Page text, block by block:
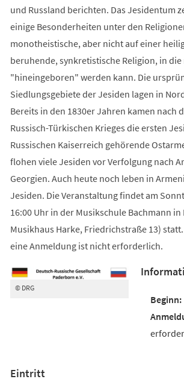
und Russland berichten. Das Jesidentum
einige Besonderheiten unter den
monotheistische, aber nicht auf einer
beruhende, synkretistische Religion, in
"hineingeboren" werden kann. Die
Siedlungsgebiete der Jesiden lagen in
Bereits in den 1830er Jahren kamen nach
Russisch-Türkischen Krieges die ersten
Russischen Kaiserreich gehörende
flohen viele Jesiden vor Verfolgung nach
Georgien. Auch heute noch leben in
Jesiden. Die Veranstaltung findet am
16:00 Uhr in der Musikschule Bachmann
Musikhaus Harke, Friedrichstraße 13)
eine Anmeldung ist nicht erforderlich.
© DRG
Eintritt